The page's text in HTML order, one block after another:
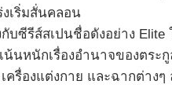
เริ่มสั่นคลอน
บซีรีส์สเปนชื่อดังอย่าง
นหนักเรื่องอำนาจของตระ
รื่องแต่งกาย และฉากต่าง